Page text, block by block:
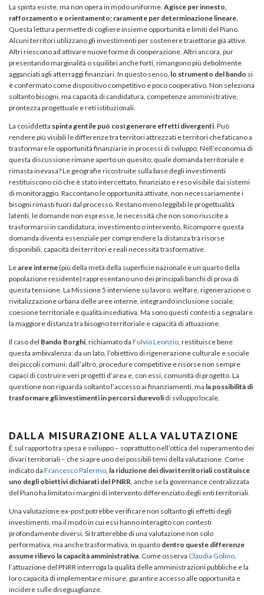
La spinta esiste, ma non opera in modo uniforme. Agisce per innesto,
rafforzamento e orientamento; raramente per determinazione lineare.
Questa lettura permette di cogliere insieme opportunità e limiti del Piano.
Alcuni territori utilizzano gli investimenti per sostenere traiettorie già attive.
Altri riescono ad attivare nuove forme di cooperazione. Altri ancora, pur
presentando marginalità o squilibri anche forti, rimangono più debolmente
agganciati agli atterraggi finanziari. In questo senso, lo strumento del bando si
è confermato come dispositivo competitivo e poco cooperativo. Non seleziona
soltanto bisogni, ma capacità di candidatura, competenze amministrative,
prontezza progettuale e reti istituzionali.
La cosiddetta spinta gentile può così generare effetti divergenti. Può
rendere più visibili le differenze tra territori attrezzati e territori che faticano a
trasformare le opportunità finanziarie in processi di sviluppo. Nell’economia di
questa discussione rimane aperto un quesito: quale domanda territoriale è
rimasta inevasa? Le geografie ricostruite sulla base degli investimenti
restituiscono ciò che è stato intercettato, finanziato e reso visibile dai sistemi
di monitoraggio. Raccontano le opportunità attivate, non necessariamente i
bisogni rimasti fuori dal processo. Restano meno leggibili le progettualità
latenti, le domande non espresse, le necessità che non sono riuscite a
trasformarsi in candidatura, investimento o intervento. Ricomporre questa
domanda diventa essenziale per comprendere la distanza tra risorse
disponibili, capacità dei territori e reali necessità trasformative.
Learee interne(più della metà della superficie nazionale e un quarto della
popolazione residente) rappresentano uno dei principali banchi di prova di
questa tensione. La Missione 5 interviene su lavoro, welfare, rigenerazione o
rivitalizzazione urbana delle aree interne, integrando inclusione sociale,
coesione territoriale e qualità insediativa. Ma sono questi contesti a segnalare
la maggiore distanza tra bisogno territoriale e capacità di attuazione.
Il caso del Bando Borghi, richiamato da Fulvio Leonzio, restituisce bene
questa ambivalenza: da un lato, l’obiettivo di rigenerazione culturale e sociale
dei piccoli comuni; dall’altro, procedure competitive e risorse non sempre
capaci di costruire veri progetti d’area e, con essi, comunità di progetto. La
questione non riguarda soltanto l’accesso ai finanziamenti, ma la possibilità di
trasformare gli investimenti in percorsi durevoli di sviluppo locale.
DALLA MISURAZIONE ALLA VALUTAZIONE
È sul rapporto tra spesa e sviluppo – soprattutto nell’ottica del superamento dei
divari territoriali – che si apre uno dei possibili temi della valutazione. Come
indicato da Francesco Palermo, la riduzione dei divari territoriali costituisce
uno degli obiettivi dichiarati del PNRR, anche se la governance centralizzata
del Piano ha limitato i margini di intervento differenziato degli enti territoriali.
Una valutazione ex-post potrebbe verificare non soltanto gli effetti degli
investimenti, ma il modo in cui essi hanno interagito con contesti
profondamente diversi. Si tratterebbe di una valutazione non solo
performativa, ma anche trasformativa, in quanto dentro queste differenze
assume rilievo la capacità amministrativa. Come osserva Claudia Golino,
l’attuazione del PNRR interroga la qualità delle amministrazioni pubbliche e la
loro capacità di implementare misure, garantire accesso alle opportunità e
incidere sulle diseguaglianze.